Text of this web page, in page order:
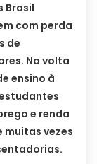
Brasil
com perda
de
Na volta
ensino à
e renda
muitas vezes